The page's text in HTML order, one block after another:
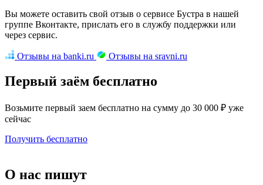
Вы можете оставить свой отзыв о сервисе Бустра в нашей
группе Вконтакте, прислать его в службу поддержки или
через сервис.
Отзывы на banki.ru Отзывы на sravni.ru
Первый заём бесплатно
Возьмите первый заем бесплатно на сумму до 30 000 ₽ уже
сейчас
Получить бесплатно
О нас пишут